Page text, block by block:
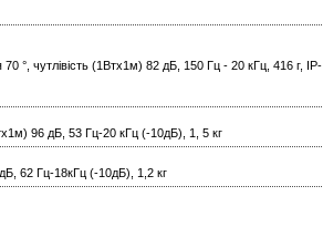
°, чутлівість (1Втх1м) 82 дБ, 150 Гц - 20 кГц, 416 г, IP-
96 дБ, 53 Гц-20 кГц (-10дБ), 1, 5 кг
62 Гц-18кГц (-10дБ), 1,2 кг